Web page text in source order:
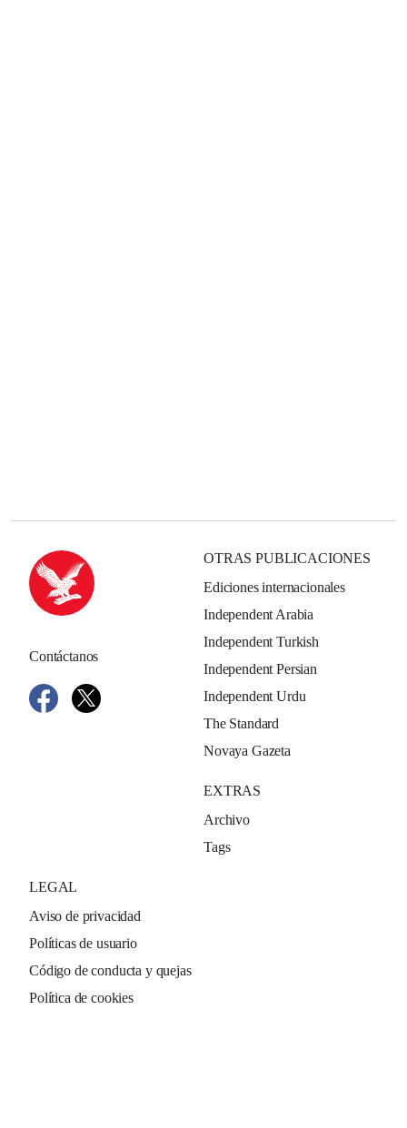
Contáctanos
OTRAS PUBLICACIONES
Ediciones internacionales
Independent Arabia
Independent Turkish
Independent Persian
Independent Urdu
The Standard
Novaya Gazeta
EXTRAS
Archivo
Tags
LEGAL
Aviso de privacidad
Políticas de usuario
Código de conducta y quejas
Política de cookies